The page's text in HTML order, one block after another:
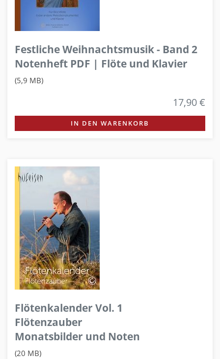
Festliche Weihnachtsmusik - Band 2
Notenheft PDF | Flöte und Klavier
(5,9 MB)
17,90 €
IN DEN WARENKORB
Flötenkalender Vol. 1
Flötenzauber
Monatsbilder und Noten
(20 MB)